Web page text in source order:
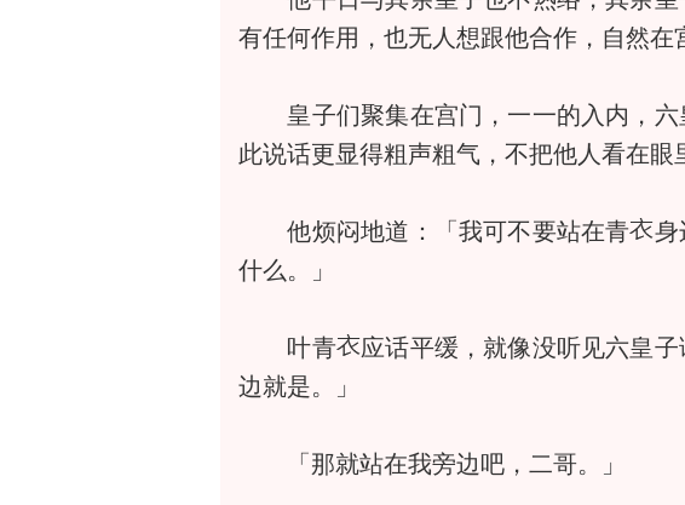
有任何作用，也无人想跟他合作，自然在
皇子们聚集在宫门，一一的入内，六
此说话更显得粗声粗气，不把他人看在眼
他烦闷地道：「我可不要站在青
身
什么。」
叶青
应话平缓，就像没听见六皇
边就是。」
「那就站在我旁边吧，二哥。」